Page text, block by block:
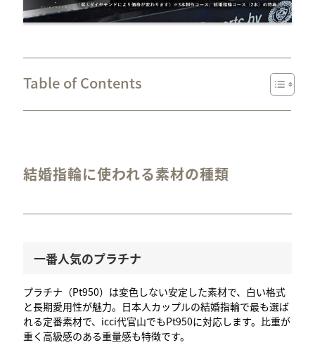
Table of Contents
結婚指輪に使われる素材の種類
一番人気のプラチナ
プラチナ（Pt950）は変色しない安定した素材で、白い格式
と長期愛用性が魅力。日本人カップルの結婚指輪で最も選ば
れる定番素材で、icci代官山でもPt950に対応します。比重が
重く高級感のある重量感も特徴です。